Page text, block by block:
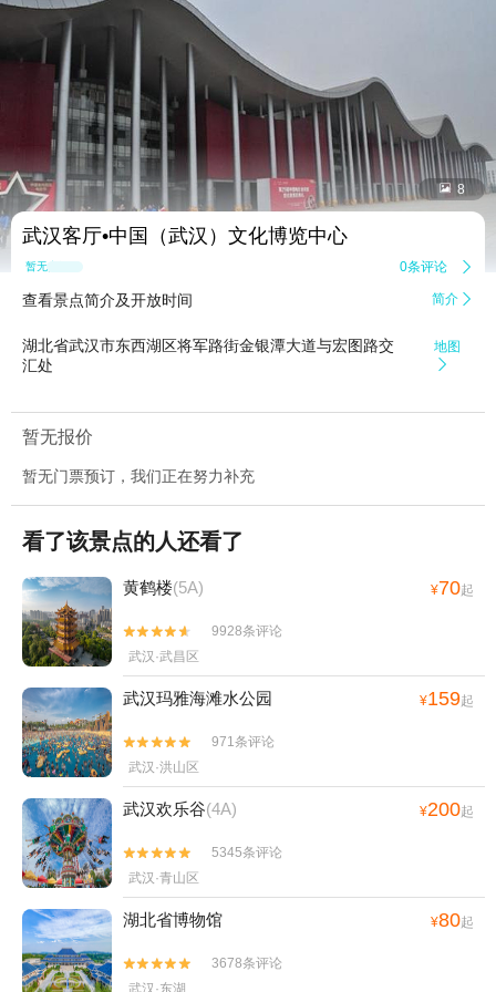
 8
武汉客厅•中国（武汉）文化博览中心
暂无点评 0条评论 
查看景点简介及开放时间 简介 
湖北省武汉市东西湖区将军路街金银潭大道与宏图路交
汇处
地图

暂无报价
暂无门票预订，我们正在努力补充
看了该景点的人还看了
黄鹤楼(5A) ¥70起


9928条评论
武汉·武昌区
武汉玛雅海滩水公园 ¥159起


971条评论
武汉·洪山区
武汉欢乐谷(4A) ¥200起


5345条评论
武汉·青山区
湖北省博物馆 ¥80起


3678条评论